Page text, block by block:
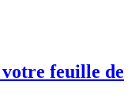
feuille de